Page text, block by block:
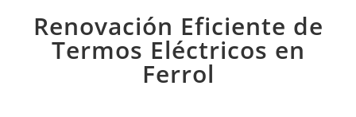
Renovación Eficiente de
Termos Eléctricos en
Ferrol